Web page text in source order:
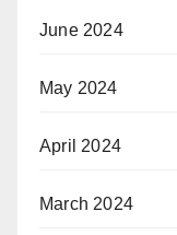
June 2024
May 2024
April 2024
March 2024